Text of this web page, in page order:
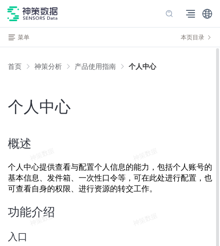
菜单 本页目录
首页 神策分析 产品使用指南 个人中心
个人中心
概述
个人中心提供查看与配置个人信息的能力，包括个人账号的
基本信息、发件箱、一次性口令等，可在此处进行配置，也
可查看自身的权限、进行资源的转交工作。
功能介绍
入口